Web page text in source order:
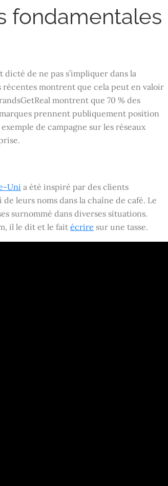
fondamentales
de ne pas s’impliquer dans la
montrent que cela peut en valoir
montrent que 70 % des
prennent publiquement position
de campagne sur les réseaux
Uni a été inspiré par des clients
leurs noms dans la chaîne de café. Le
surnommé dans diverses situations.
il le dit et le fait écrire sur une tasse.